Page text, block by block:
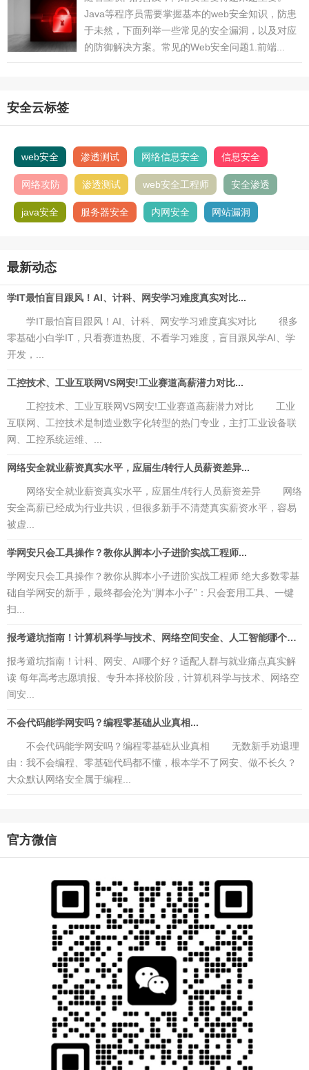
Java等程序员需要掌握基本的web安全知识，防患
于未然，下面列举一些常见的安全漏洞，以及对应
的防御解决方案。常见的Web安全问题1.前端...
安全云标签
web安全 渗透测试 网络信息安全 信息安全
网络攻防 渗透测试 web安全工程师 安全渗透
java安全 服务器安全 内网安全 网站漏洞
最新动态
学IT最怕盲目跟风！AI、计科、网安学习难度真实对比...
学IT最怕盲目跟风！AI、计科、网安学习难度真实对比 很多
零基础小白学IT，只看赛道热度、不看学习难度，盲目跟风学AI、学
开发，...
工控技术、工业互联网VS网安!工业赛道高薪潜力对比...
工控技术、工业互联网VS网安!工业赛道高薪潜力对比 工业
互联网、工控技术是制造业数字化转型的热门专业，主打工业设备联
网、工控系统运维、...
网络安全就业薪资真实水平，应届生/转行人员薪资差异...
网络安全就业薪资真实水平，应届生/转行人员薪资差异 网络
安全高薪已经成为行业共识，但很多新手不清楚真实薪资水平，容易
被虚...
学网安只会工具操作？教你从脚本小子进阶实战工程师...
学网安只会工具操作？教你从脚本小子进阶实战工程师 绝大多数零基
础自学网安的新手，最终都会沦为“脚本小子”：只会套用工具、一键
扫...
报考避坑指南！计算机科学与技术、网络空间安全、人工智能哪个好？适配人群与就业痛点真实解读...
报考避坑指南！计科、网安、AI哪个好？适配人群与就业痛点真实解
读 每年高考志愿填报、专升本择校阶段，计算机科学与技术、网络空
间安...
不会代码能学网安吗？编程零基础从业真相...
不会代码能学网安吗？编程零基础从业真相 无数新手劝退理
由：我不会编程、零基础代码都不懂，根本学不了网安、做不长久？
大众默认网络安全属于编程...
官方微信